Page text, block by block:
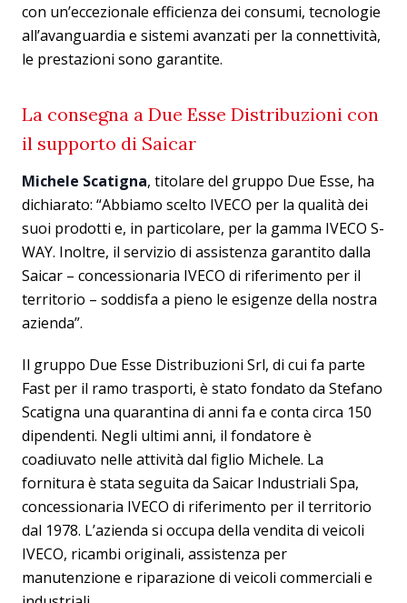
con un’eccezionale efficienza dei consumi, tecnologie
all’avanguardia e sistemi avanzati per la connettività,
le prestazioni sono garantite.
La consegna a Due Esse Distribuzioni con
il supporto di Saicar
Michele Scatigna, titolare del gruppo Due Esse, ha
dichiarato: “Abbiamo scelto IVECO per la qualità dei
suoi prodotti e, in particolare, per la gamma IVECO S-
WAY. Inoltre, il servizio di assistenza garantito dalla
Saicar – concessionaria IVECO di riferimento per il
territorio – soddisfa a pieno le esigenze della nostra
azienda”.
Il gruppo Due Esse Distribuzioni Srl, di cui fa parte
Fast per il ramo trasporti, è stato fondato da Stefano
Scatigna una quarantina di anni fa e conta circa 150
dipendenti. Negli ultimi anni, il fondatore è
coadiuvato nelle attività dal figlio Michele. La
fornitura è stata seguita da Saicar Industriali Spa,
concessionaria IVECO di riferimento per il territorio
dal 1978. L’azienda si occupa della vendita di veicoli
IVECO, ricambi originali, assistenza per
manutenzione e riparazione di veicoli commerciali e